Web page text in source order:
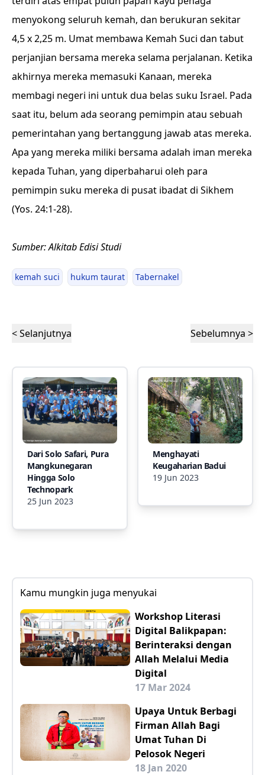
menyokong seluruh kemah, dan berukuran sekitar
4,5 x 2,25 m. Umat membawa Kemah Suci dan tabut
perjanjian bersama mereka selama perjalanan. Ketika
akhirnya mereka memasuki Kanaan, mereka
membagi negeri ini untuk dua belas suku Israel. Pada
saat itu, belum ada seorang pemimpin atau sebuah
pemerintahan yang bertanggung jawab atas mereka.
Apa yang mereka miliki bersama adalah iman mereka
kepada Tuhan, yang diperbaharui oleh para
pemimpin suku mereka di pusat ibadat di Sikhem
(Yos. 24:1-28).
Sumber: Alkitab Edisi Studi
kemah suci hukum taurat Tabernakel
< Selanjutnya Sebelumnya >
Dari Solo Safari, Pura
Mangkunegaran
Hingga Solo
Technopark
25 Jun 2023
Menghayati
Keugaharian Badui
19 Jun 2023
Kamu mungkin juga menyukai
Workshop Literasi
Digital Balikpapan:
Berinteraksi dengan
Allah Melalui Media
Digital
17 Mar 2024
Upaya Untuk Berbagi
Firman Allah Bagi
Umat Tuhan Di
Pelosok Negeri
18 Jan 2020